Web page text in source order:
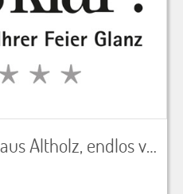
Raumteiler "Ellmau" aus Altholz, endlos verlängerbar, LxBxH 100x3x200 cm